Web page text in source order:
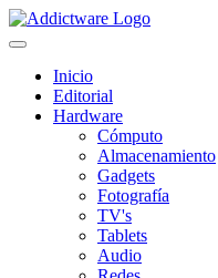
Inicio
Editorial
Hardware
Cómputo
Almacenamiento
Gadgets
Fotografía
TV's
Tablets
Audio